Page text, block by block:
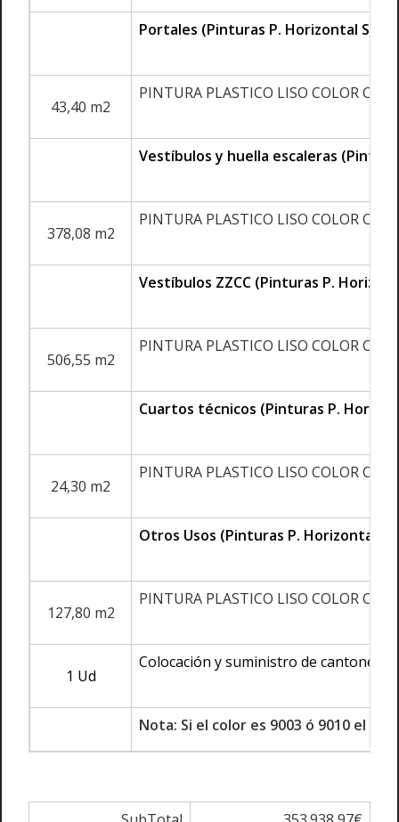
Portales (Pinturas P. Horizontal S.
43,40 m2
PINTURA PLASTICO LISO COLOR
Vestíbulos y huella escaleras
378,08 m2
PINTURA PLASTICO LISO COLOR
Vestíbulos ZZCC (Pinturas P.
506,55 m2
PINTURA PLASTICO LISO COLOR
Cuartos técnicos (Pinturas P.
24,30 m2
PINTURA PLASTICO LISO COLOR
Otros Usos (Pinturas P. Horizontal S.
127,80 m2
PINTURA PLASTICO LISO COLOR
1 Ud
Colocación y suministro de
Nota: Si el color es 9003 ó 9010 el